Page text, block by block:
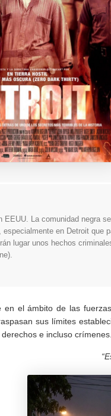
EEUU. La comunidad negra
especialmente en Detroit que
lugar unos hechos
en el ámbito de las
sus límites
e incluso